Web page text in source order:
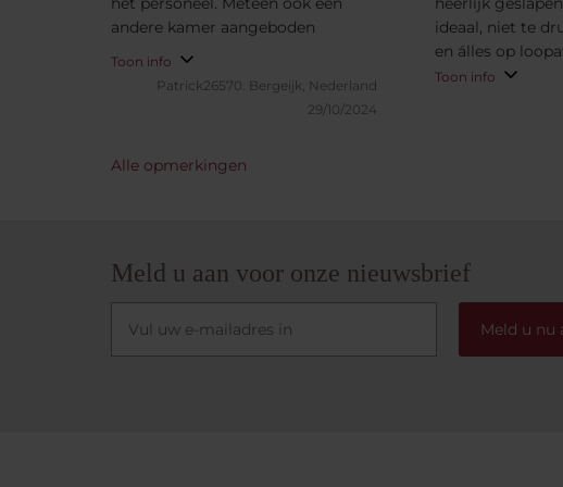
andere kamer aangeboden
Toon info
Patrick26570. Bergeijk, Nederland
29/10/2024
ideaal, niet te
en álles op
ramblas zelf tot
Ontbijt vonden
dat was het
Toon info
Alle opmerkingen
Meld u aan voor onze nieuwsbrief
Meld u nu